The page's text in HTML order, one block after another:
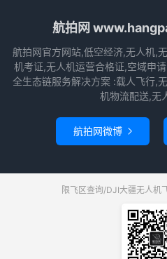
航拍网
航拍网官方网站,低空经济,无人机,
机考证,无人机运营合格证,空域申
全生态链服务解决方案 :载人飞行,
机物流配送,无
航拍网微博 
限飞区查询/DJI大疆无人机